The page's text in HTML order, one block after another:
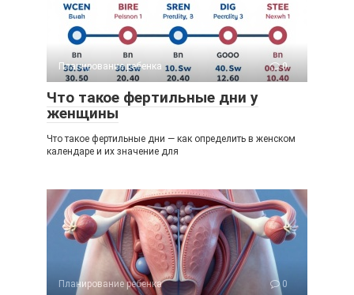
Планирование ребенка 0
Что такое фертильные дни у
женщины
Что такое фертильные дни — как определить в женском
календаре и их значение для
Планирование ребенка 0